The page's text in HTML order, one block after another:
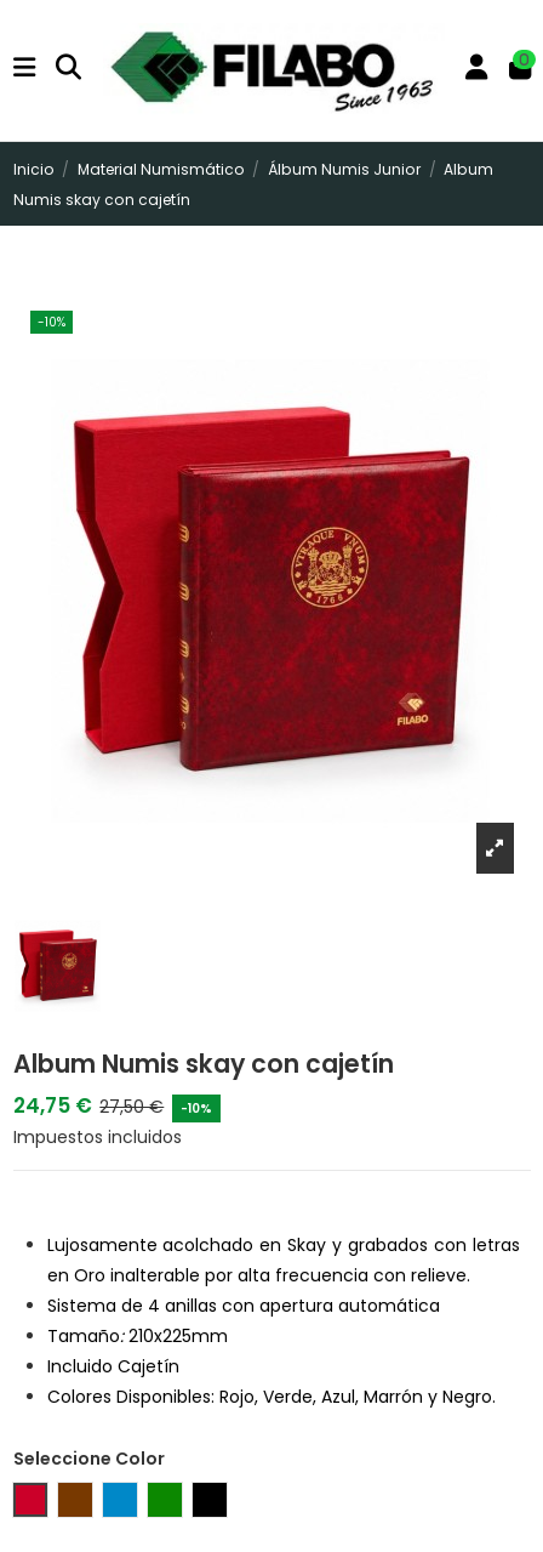
0
Inicio Material Numismático Álbum Numis Junior
Album
Numis skay con cajetín
-10%
Album Numis skay con cajetín
24,75 € 27,50 € -10%
Impuestos incluidos
Lujosamente acolchado en Skay y grabados con letras
en Oro inalterable por alta frecuencia con relieve.
Sistema de 4 anillas con apertura automática
Tamaño:210x225mm
Incluido Cajetín
Colores Disponibles: Rojo, Verde, Azul, Marrón y Negro.
Seleccione Color